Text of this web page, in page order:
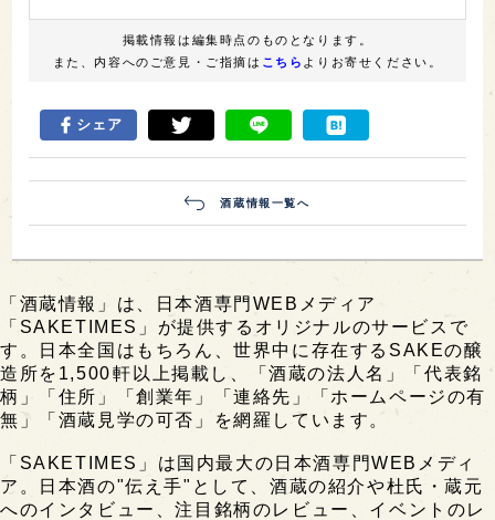
掲載情報は編集時点のものとなります。
また、内容へのご意見・ご指摘は こちら よりお寄せください。
シェア
酒蔵情報一覧へ
「酒蔵情報」は、日本酒専門WEBメディア
「SAKETIMES」が提供するオリジナルのサービスで
す。日本全国はもちろん、世界中に存在するSAKEの醸
造所を1,500軒以上掲載し、「酒蔵の法人名」「代表銘
柄」「住所」「創業年」「連絡先」「ホームページの有
無」「酒蔵見学の可否」を網羅しています。
「SAKETIMES」は国内最大の日本酒専門WEBメディ
ア。日本酒の"伝え手"として、酒蔵の紹介や杜氏・蔵元
へのインタビュー、注目銘柄のレビュー、イベントのレ